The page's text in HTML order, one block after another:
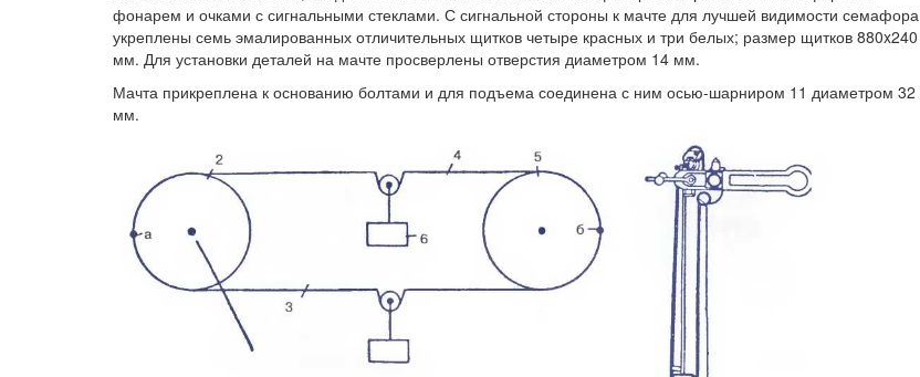
фонарем и очками с сигнальными стеклами. С сигнальной стороны к мачте для лучшей видимости семафора
укреплены семь эмалированных отличительных щитков четыре красных и три белых; размер щитков 880x240
мм. Для установки деталей на мачте просверлены отверстия диаметром 14 мм.
Мачта прикреплена к основанию болтами и для подъема соединена с ним осью-шарниром 11 диаметром 32
мм.